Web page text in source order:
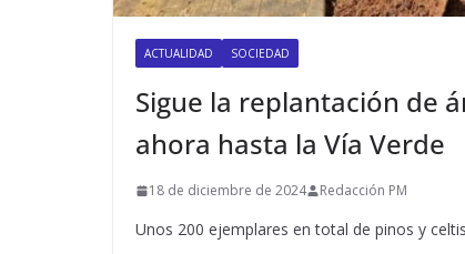
ACTUALIDAD SOCIEDAD
Sigue la replantación de
ahora hasta la Vía Verde
18 de diciembre de 2024 Redacción PM
Unos 200 ejemplares en total de pinos y